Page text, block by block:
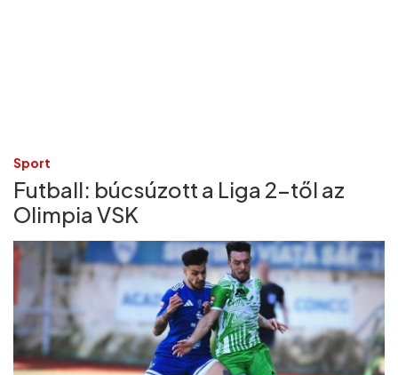
Sport
Futball: búcsúzott a Liga 2-től az
Olimpia VSK